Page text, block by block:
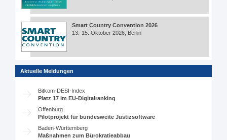
Smart Country Convention 2026
13.-15. Oktober 2026, Berlin
Aktuelle Meldungen
Bitkom-DESI-Index
Platz 17 im EU-Digitalranking
Offenburg
Pilotprojekt für bundesweite Justizsoftware
Baden-Württemberg
Maßnahmen zum Bürokratieabbau